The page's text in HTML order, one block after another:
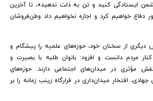
دشمن ایستادگی کنید و تن به ذلت ندهید»، تا آخرین
خواهیم کرد و اجازه نخواهیم داد وطن‌فروشان
از سخنان خود، حوزه‌های علمیه را پیشگام و
مردم دانست و افزود: بانوان طلبه با بصیرت و
مؤثری در میدان‌های اجتماعی دارند. حوزه‌های
افتخار میدان‌داری در قرارگاه زینب زمانه را بر